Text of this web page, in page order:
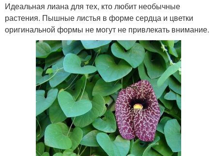
Идеальная лиана для тех, кто любит необычные
растения. Пышные листья в форме сердца и цветки
оригинальной формы не могут не привлекать внимание.